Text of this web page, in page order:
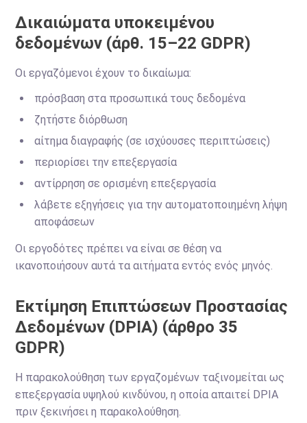
Δικαιώματα υποκειμένου
δεδομένων (άρθ. 15–22 GDPR)
Οι εργαζόμενοι έχουν το δικαίωμα:
πρόσβαση στα προσωπικά τους δεδομένα
ζητήστε διόρθωση
αίτημα διαγραφής (σε ισχύουσες περιπτώσεις)
περιορίσει την επεξεργασία
αντίρρηση σε ορισμένη επεξεργασία
λάβετε εξηγήσεις για την αυτοματοποιημένη λήψη
αποφάσεων
Οι εργοδότες πρέπει να είναι σε θέση να
ικανοποιήσουν αυτά τα αιτήματα εντός ενός μηνός.
Εκτίμηση Επιπτώσεων Προστασίας
Δεδομένων (DPIA) (άρθρο 35
GDPR)
Η παρακολούθηση των εργαζομένων ταξινομείται ως
επεξεργασία υψηλού κινδύνου, η οποία απαιτεί DPIA
πριν ξεκινήσει η παρακολούθηση.